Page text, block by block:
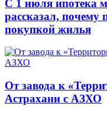
С 1 июля ипотека
рассказал, почему
покупкой жилья
От завода к
Астрахани с АЗХО